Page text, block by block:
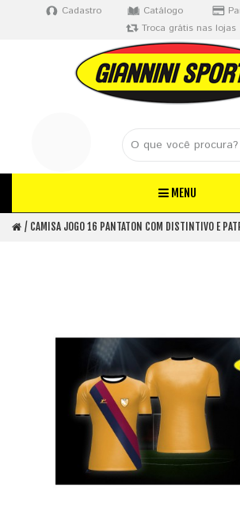
Cadastro Catálogo
Troca grátis nas lojas
MENU
CAMISA JOGO 16 PANTATON COM DISTINTIVO E